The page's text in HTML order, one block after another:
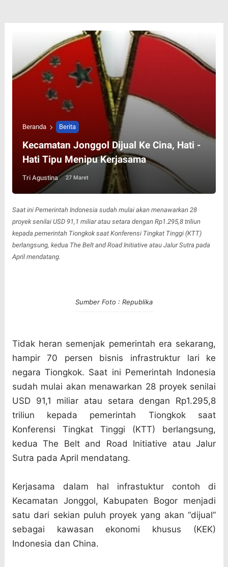
Beranda Berita
Kecamatan Jonggol Dijual Ke Cina, Hati -
Hati Tipu Menipu Kerjasama
Tri Agustina 27 Maret
Saat ini Pemerintah Indonesia sudah mulai akan menawarkan 28
proyek senilai USD 91,1 miliar atau setara dengan Rp1.295,8 triliun
kepada pemerintah Tiongkok saat Konferensi Tingkat Tinggi (KTT)
berlangsung, kedua The Belt and Road Initiative atau Jalur Sutra pada
April mendatang.
Sumber Foto : Republika
Tidak heran semenjak pemerintah era sekarang,
hampir 70 persen bisnis infrastruktur lari ke
negara Tiongkok. Saat ini Pemerintah Indonesia
sudah mulai akan menawarkan 28 proyek senilai
USD 91,1 miliar atau setara dengan Rp1.295,8
triliun kepada pemerintah Tiongkok saat
Konferensi Tingkat Tinggi (KTT) berlangsung,
kedua The Belt and Road Initiative atau Jalur
Sutra pada April mendatang.
Kerjasama dalam hal infrastuktur contoh di
Kecamatan Jonggol, Kabupaten Bogor menjadi
satu dari sekian puluh proyek yang akan “dijual”
sebagai kawasan ekonomi khusus (KEK)
Indonesia dan China.